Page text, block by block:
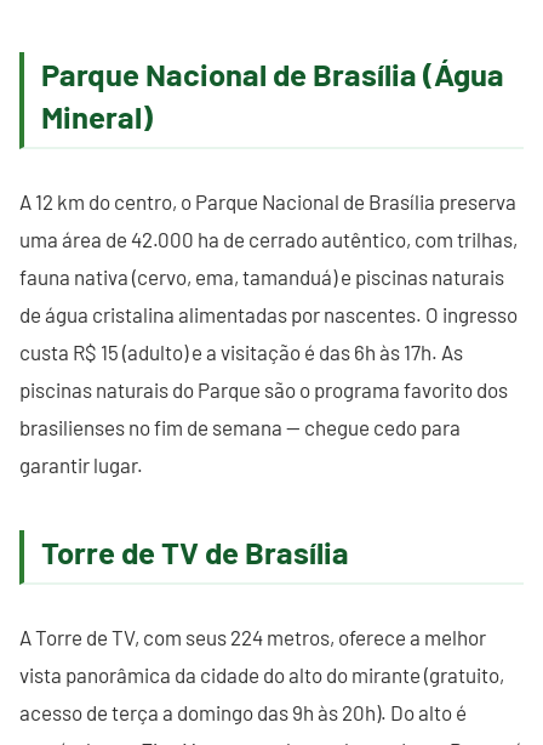
Parque Nacional de Brasília (Água
Mineral)
A 12 km do centro, o Parque Nacional de Brasília preserva
uma área de 42.000 ha de cerrado autêntico, com trilhas,
fauna nativa (cervo, ema, tamanduá) e piscinas naturais
de água cristalina alimentadas por nascentes. O ingresso
custa R$ 15 (adulto) e a visitação é das 6h às 17h. As
piscinas naturais do Parque são o programa favorito dos
brasilienses no fim de semana — chegue cedo para
garantir lugar.
Torre de TV de Brasília
A Torre de TV, com seus 224 metros, oferece a melhor
vista panorâmica da cidade do alto do mirante (gratuito,
acesso de terça a domingo das 9h às 20h). Do alto é